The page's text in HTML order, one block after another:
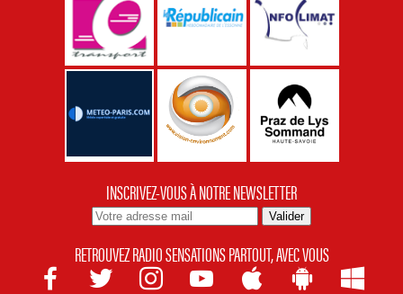
INSCRIVEZ-VOUS À NOTRE NEWSLETTER
RETROUVEZ RADIO SENSATIONS PARTOUT, AVEC VOUS
      